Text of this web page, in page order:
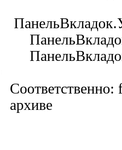
архиве